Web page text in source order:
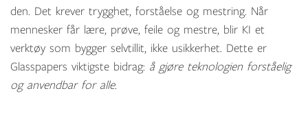
den. Det krever trygghet, forståelse og mestring. Når
mennesker får lære, prøve, feile og mestre, blir KI et
verktøy som bygger selvtillit, ikke usikkerhet. Dette er
Glasspapers viktigste bidrag: å gjøre teknologien forståelig
og anvendbar for alle.